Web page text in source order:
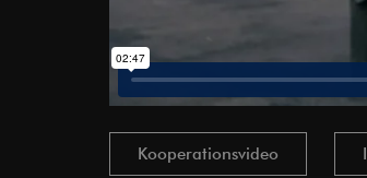
Kooperationsvideo